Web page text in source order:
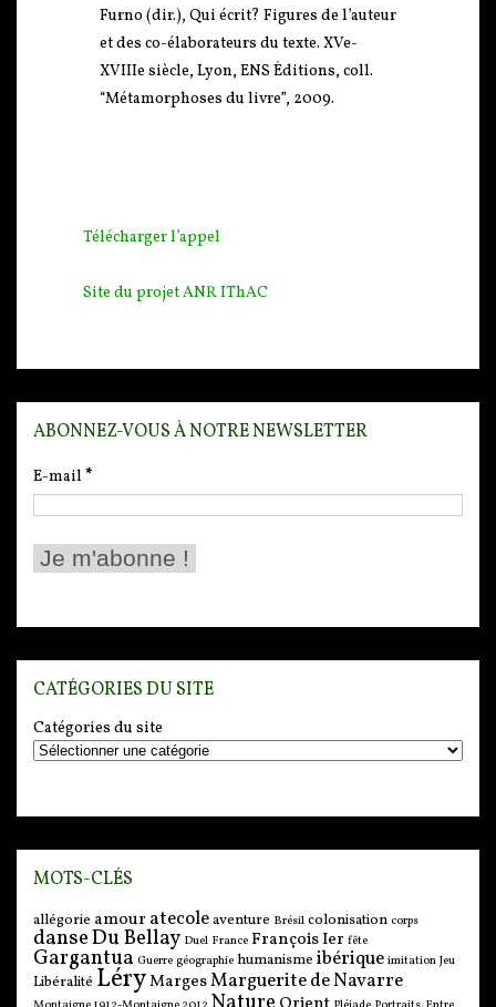
Furno (dir.), Qui écrit? Figures de l’auteur
et des co-élaborateurs du texte. XVe-
XVIIIe siècle, Lyon, ENS Éditions, coll.
“Métamorphoses du livre”, 2009.
Télécharger l’appel
Site du projet ANR IThAC
ABONNEZ-VOUS À NOTRE NEWSLETTER
E-mail *
CATÉGORIES DU SITE
Catégories du site
MOTS-CLÉS
allégorie amour atecoleaventure Brésil colonisation corps
danseDu Bellay Duel France François Ier fête
Gargantua Guerre géographie humanisme ibérique imitation Jeu
Libéralité LéryMargesMarguerite de Navarre